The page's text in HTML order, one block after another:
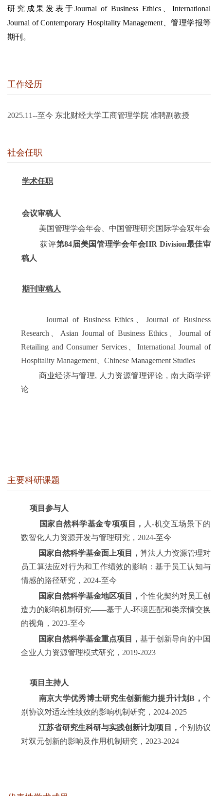
研究成果发表于Journal of Business Ethics、 International
Journal of Contemporary Hospitality Management 、管理学报等
期刊。
工作经历
2025.11--至今 东北财经大学工商管理学院 准聘副教授
社会任职
学术任职
会议审稿人
美国管理学会年会、中国管理研究国际学会双年会
获评第84届美国管理学会年会HR Division最佳审
稿人
期刊审稿人
Journal of Business Ethics 、Journal of Business
Research
Asian Journal of Business Ethics
Journal of
Retailing and Consumer Services、 International Journal of
Hospitality Management
Chinese Management Studies
商业经济与管理, 人力资源管理评论，南大商学评
论
主要科研课题
项目参与人
国家自然科学基金专项项目，
人-机交互场景下的
数智化人力资源开发与管理研究， 2024-至今
国家自然科学基金面上项目，算法人力资源管理对
员工算法应对行为和工作绩效的影响：基于员工认知与
情感的路径研究， 2024-至今
国家自然科学基金地区项目，个性化契约对员工创
造力的影响机制研究——基于人 -环境匹配和类亲情交换
的视角， 2023-至今
国家自然科学基金重点项目，基于创新导向的中国
企业人力资源管理模式研究， 2019-2023
项目主持人
南京大学优秀博士研究生创新能力提升计划B ，个
别协议对适应性绩效的影响机制研究， 2024-2025
江苏省研究生科研与实践创新计划项目， 个别协议
对双元创新的影响及作用机制研究， 2023-2024